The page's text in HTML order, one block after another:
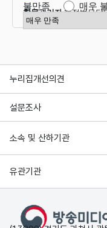
불만족
매우
만족도 점수 선택
항목관리자행정법무담
누리집개선의견
설문조사
소속 및 산하기관
유관기관